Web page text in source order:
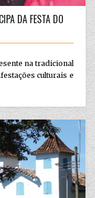
DA FESTA DO
na tradicional
culturais e